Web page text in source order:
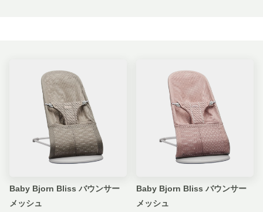
Baby Bjorn Bliss バウンサー
メッシュ
Baby Bjorn Bliss バウンサー
メッシュ